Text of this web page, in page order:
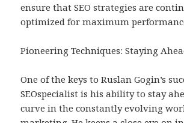
ensure that SEO strategies are
optimized for maximum
Pioneering Techniques: Staying
One of the keys to Ruslan Gogin’s
SEOspecialist is his ability to stay
curve in the constantly evolving